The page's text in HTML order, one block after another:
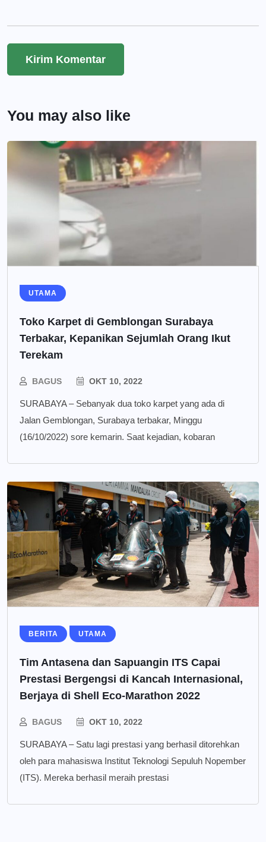
You may also like
UTAMA
Toko Karpet di Gemblongan Surabaya
Terbakar, Kepanikan Sejumlah Orang Ikut
Terekam
BAGUS OKT 10, 2022
SURABAYA – Sebanyak dua toko karpet yang ada di
Jalan Gemblongan, Surabaya terbakar, Minggu
(16/10/2022) sore kemarin. Saat kejadian, kobaran
BERITA UTAMA
Tim Antasena dan Sapuangin ITS Capai
Prestasi Bergengsi di Kancah Internasional,
Berjaya di Shell Eco-Marathon 2022
BAGUS OKT 10, 2022
SURABAYA – Satu lagi prestasi yang berhasil ditorehkan
oleh para mahasiswa Institut Teknologi Sepuluh Nopember
(ITS). Mereka berhasil meraih prestasi